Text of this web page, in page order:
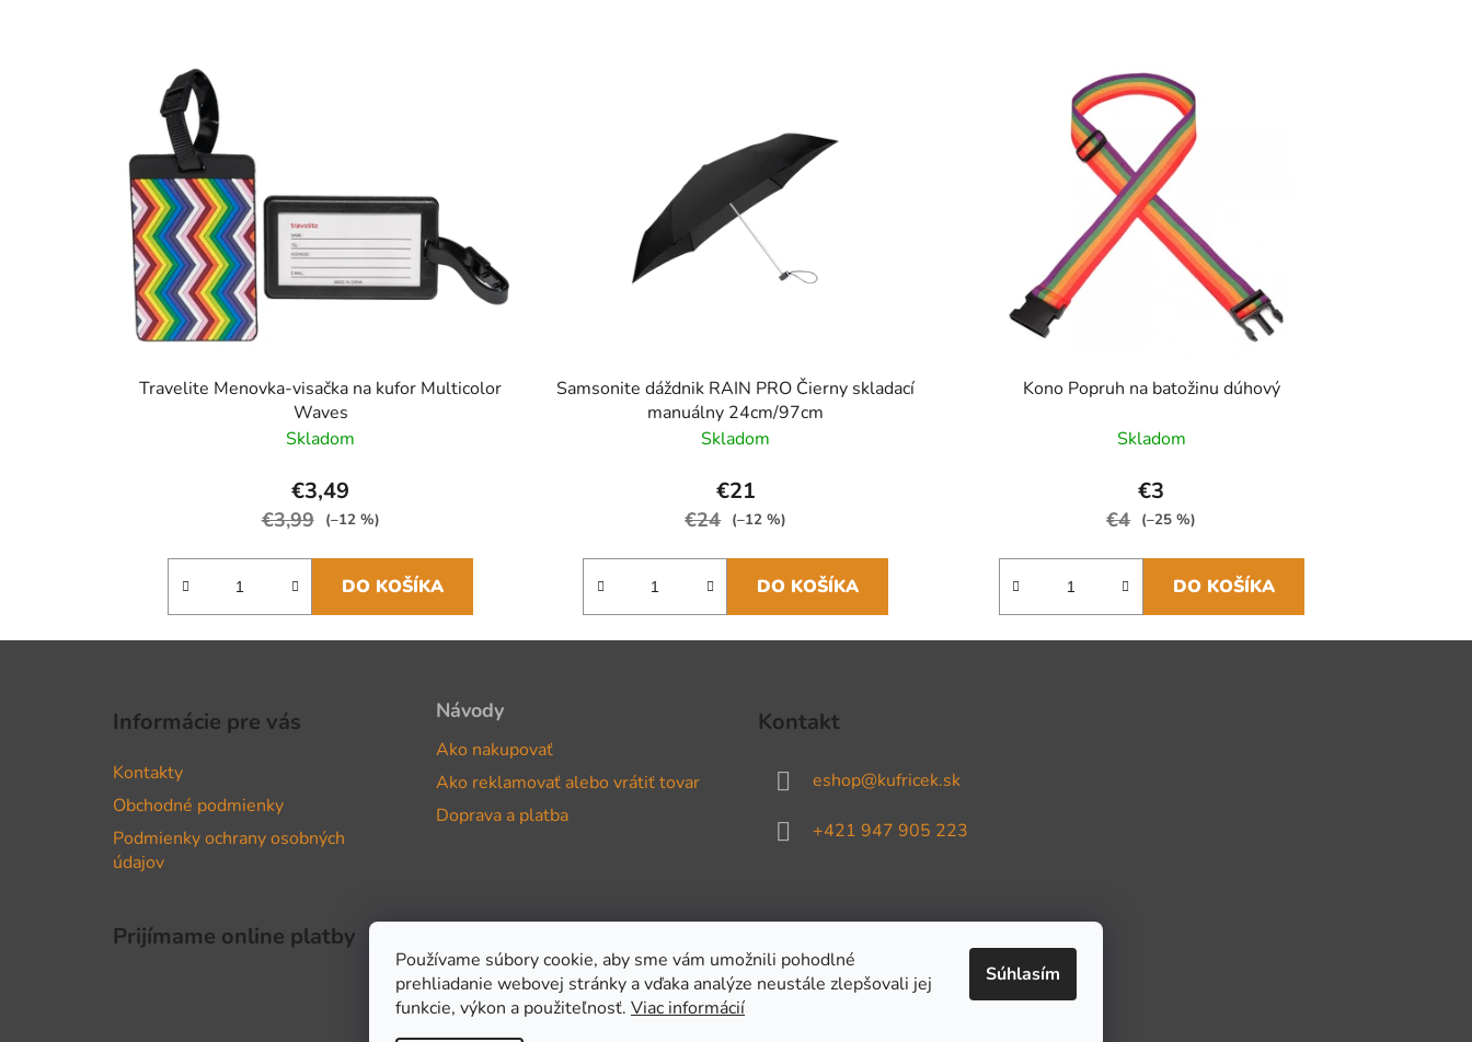
Používame súbory cookie, aby sme vám umožnili pohodlné
prehliadanie webovej stránky a vďaka analýze neustále zlepšovali jej
funkcie, výkon a použiteľnosť. Viac informácií
Súhlasím
Travelite Menovka-visačka na kufor Multicolor
Waves
Skladom
€3,49
€3,99 (–12 %)
DO KOŠÍKA
Samsonite dáždnik RAIN PRO Čierny skladací
manuálny 24cm/97cm
Skladom
€21
€24 (–12 %)
DO KOŠÍKA
Kono Popruh na batožinu dúhový
Skladom
€3
€4 (–25 %)
DO KOŠÍKA
Informácie pre vás
Kontakty
Obchodné podmienky
Podmienky ochrany osobných
údajov
Návody
Ako nakupovať
Ako reklamovať alebo vrátiť tovar
Doprava a platba
Kontakt
eshop@kufricek.sk
+421 947 905 223
Prijímame online platby